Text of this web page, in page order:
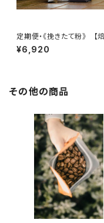
定期便・《挽きたて粉》 【
たての香りを、2週間ごとに
トへ】｜スペシャルティコー
¥6,920
その他の商品